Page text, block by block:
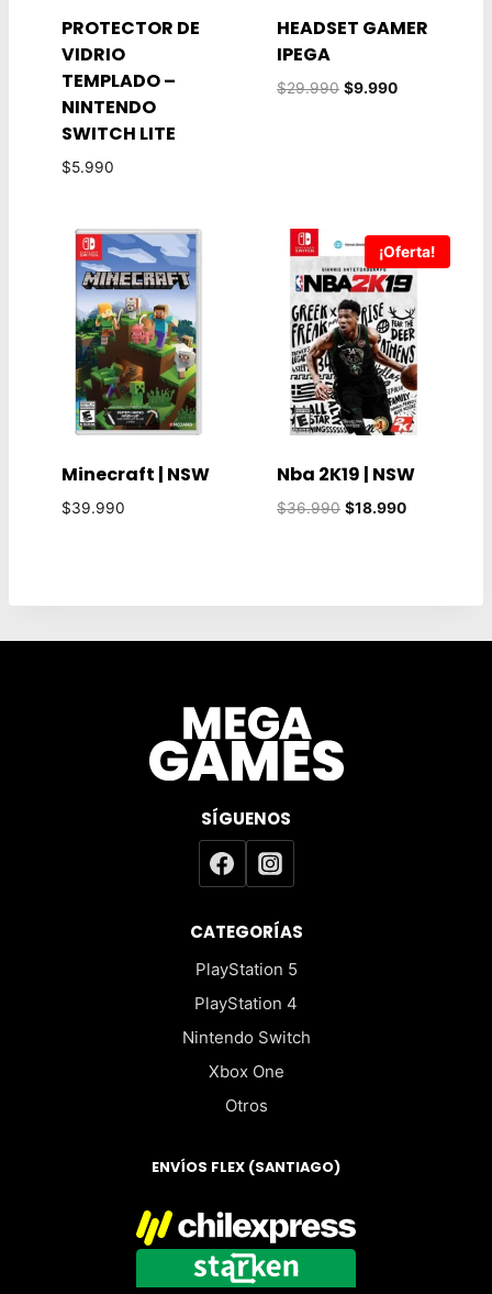
PROTECTOR DE
VIDRIO
TEMPLADO –
NINTENDO
SWITCH LITE
$5.990
HEADSET GAMER
IPEGA
$29.990 El
$9.990El
Minecraft | NSW
$39.990
¡Oferta!
Nba 2K19 | NSW
$36.990 El
$18.990El
SÍGUENOS
CATEGORÍAS
PlayStation 5
PlayStation 4
Nintendo Switch
Xbox One
Otros
ENVÍOS FLEX (SANTIAGO)